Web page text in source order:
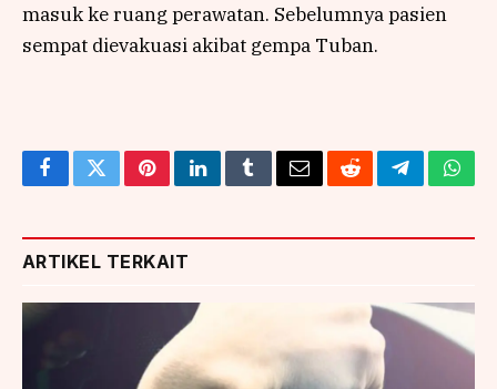
masuk ke ruang perawatan. Sebelumnya pasien
sempat dievakuasi akibat gempa Tuban.
FacebookTwitterPinterestLinkedInTumblrEmailRedditTelegram
ARTIKEL TERKAIT